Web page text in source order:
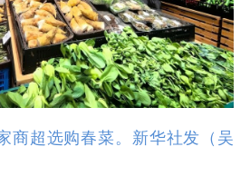
商超选购春菜。新华社发（吴